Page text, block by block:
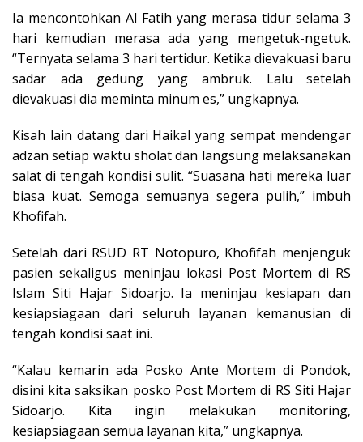
Ia mencontohkan Al Fatih yang merasa tidur selama 3
hari kemudian merasa ada yang mengetuk-ngetuk.
“Ternyata selama 3 hari tertidur. Ketika dievakuasi baru
sadar ada gedung yang ambruk. Lalu setelah
dievakuasi dia meminta minum es,” ungkapnya.
Kisah lain datang dari Haikal yang sempat mendengar
adzan setiap waktu sholat dan langsung melaksanakan
salat di tengah kondisi sulit. “Suasana hati mereka luar
biasa kuat. Semoga semuanya segera pulih,” imbuh
Khofifah.
Setelah dari RSUD RT Notopuro, Khofifah menjenguk
pasien sekaligus meninjau lokasi Post Mortem di RS
Islam Siti Hajar Sidoarjo. Ia meninjau kesiapan dan
kesiapsiagaan dari seluruh layanan kemanusian di
tengah kondisi saat ini.
“Kalau kemarin ada Posko Ante Mortem di Pondok,
disini kita saksikan posko Post Mortem di RS Siti Hajar
Sidoarjo. Kita ingin melakukan monitoring,
kesiapsiagaan semua layanan kita,” ungkapnya.